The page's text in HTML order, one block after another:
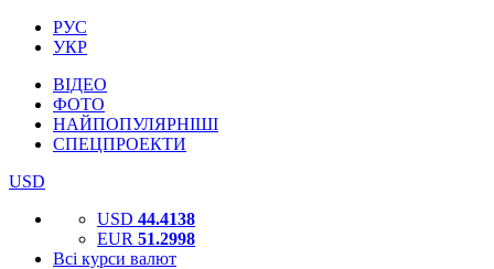
РУС
УКР
ВІДЕО
ФОТО
НАЙПОПУЛЯРНІШІ
СПЕЦПРОЕКТИ
USD
USD 44.4138
EUR 51.2998
Всі курси валют